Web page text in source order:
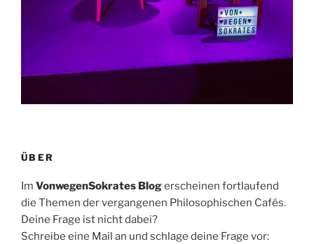
ÜBER
Im VonwegenSokrates Blogerscheinen fortlaufend
die Themen der vergangenen Philosophischen Cafés.
Deine Frage ist nicht dabei?
Schreibe eine Mail an und schlage deine Frage vor: